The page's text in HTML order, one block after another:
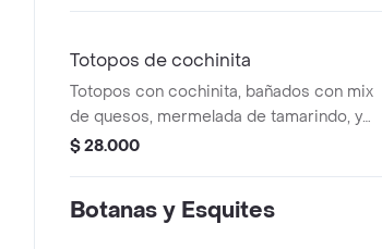
Totopos de cochinita
Totopos con cochinita, bañados con mix
de quesos, mermelada de tamarindo, y
guacamole.
$ 28.000
Botanas y Esquites